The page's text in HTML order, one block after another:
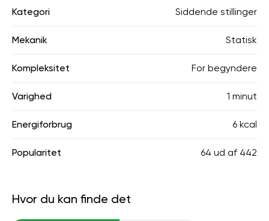
Kategori Siddende stillinger
Mekanik Statisk
Kompleksitet For begyndere
Varighed 1 minut
Energiforbrug 6 kcal
Popularitet 64 ud af 442
Hvor du kan finde det